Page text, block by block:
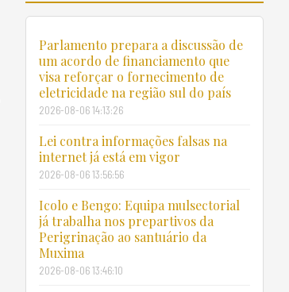
Parlamento prepara a discussão de
um acordo de financiamento que
visa reforçar o fornecimento de
eletricidade na região sul do país
2026-08-06 14:13:26
Lei contra informações falsas na
internet já está em vigor
2026-08-06 13:56:56
Icolo e Bengo: Equipa mulsectorial
já trabalha nos prepartivos da
Perigrinação ao santuário da
Muxima
2026-08-06 13:46:10